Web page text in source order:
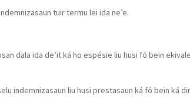
tuir termu lei ida ne’e.
dala ida de’it ká ho espésie liu husi fó bein
indemnizasaun liu husi prestasaun ká fó bein ká